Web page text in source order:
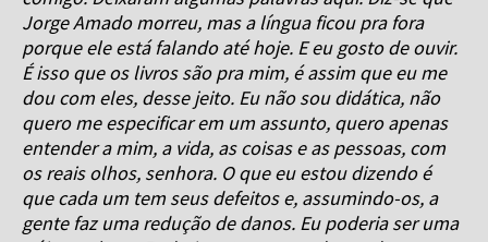
Jorge Amado morreu, mas a língua ficou pra fora
porque ele está falando até hoje. E eu gosto de ouvir.
É isso que os livros são pra mim, é assim que eu me
dou com eles, desse jeito. Eu não sou didática, não
quero me especificar em um assunto, quero apenas
entender a mim, a vida, as coisas e as pessoas, com
os reais olhos, senhora. O que eu estou dizendo é
que cada um tem seus defeitos e, assumindo-os, a
gente faz uma redução de danos. Eu poderia ser uma